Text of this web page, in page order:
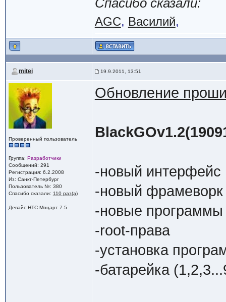
Спасибо сказали:
AGC, Василий,
mitei 19.9.2011, 13:51
Проверенный пользователь
Группа: Разработчики
Сообщений: 291
Регистрация: 6.2.2008
Из: Санкт-Петербург
Пользователь №: 380
Спасибо сказали: 110 раз(а)
Девайс:HTC Моцарт 7.5
Обновление
-новый интерфейс
-новый фрамеворк
-новые программы
-root-права
-установка
-батарейка